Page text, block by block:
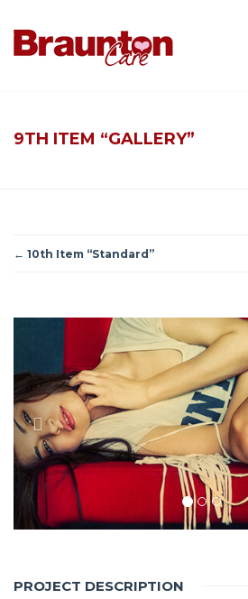
9TH ITEM “GALLERY”
← 10th Item “Standard”
PROJECT DESCRIPTION